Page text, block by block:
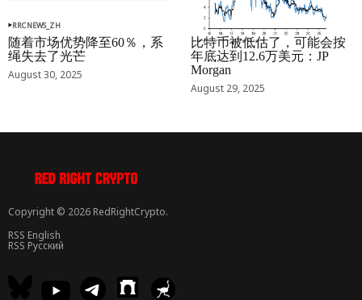
RRCNEWS_ZH
随着市场优势降至60％，系
绳失去了光芒
August 30, 2025
RRCNEWS_ZH
比特币被低估了，可能会按
年底达到12.6万美元：JP
Morgan
August 29, 2025
Copyright © 2026 RedRightCrypto.
RSS English
RSS Русский